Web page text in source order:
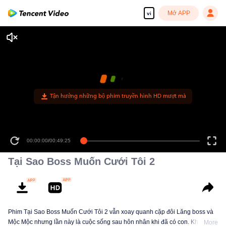
vi Mở APP
Tận hưởng những bộ phim truyền hình HD mượt mà
00:00:00/00:49:25
Tại Sao Boss Muốn Cưới Tôi 2
Phim Tại Sao Boss Muốn Cưới Tôi 2 vẫn xoay quanh cặp đôi Lăng boss và
Mộc Mộc nhưng lần này là cuộc sống sau hôn nhân khi đã có con. Khi xemMore